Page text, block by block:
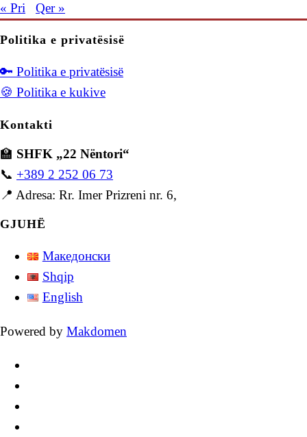
« Pri
Qer »
Politika e privatësisë
🔑 Politika e privatësisë
🍪 Politika e kukive
Kontakti
🏫 SHFK „22 Nëntori“
📞 +389 2 252 06 73
📍 Adresa: Rr. Imer Prizreni nr. 6,
GJUHË
Македонски
Shqip
English
Powered by Makdomen